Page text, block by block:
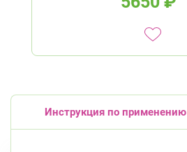
Инструкция по применению